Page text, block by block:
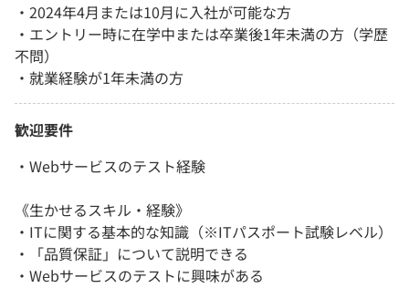
・2024年4月または10月に入社が可能な方
・エントリー時に在学中または卒業後1年未満の方（学歴
不問）
・就業経験が1年未満の方
歓迎要件
・Webサービスのテスト経験
《生かせるスキル・経験》
・ITに関する基本的な知識（※ITパスポート試験レベル）
・「品質保証」について説明できる
・Webサービスのテストに興味がある